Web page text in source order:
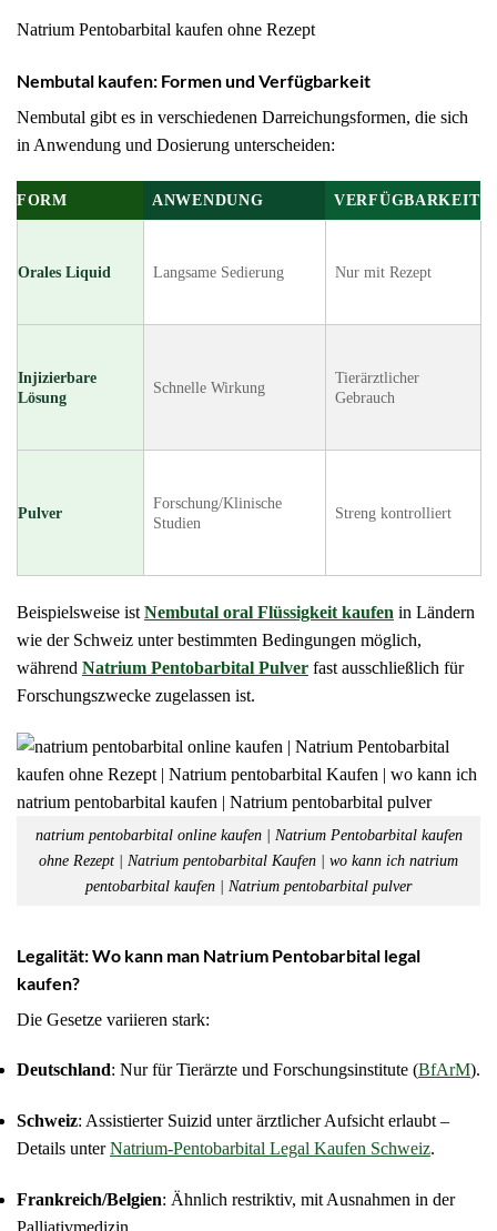
Natrium Pentobarbital kaufen ohne Rezept
Nembutal kaufen: Formen und Verfügbarkeit
Nembutal gibt es in verschiedenen Darreichungsformen, die sich
in Anwendung und Dosierung unterscheiden:
FORM ANWENDUNG VERFÜGBARKEIT
Orales Liquid Langsame Sedierung Nur mit Rezept
Injizierbare
Lösung
Schnelle Wirkung
Tierärztlicher
Gebrauch
Pulver
Forschung/Klinische
Studien
Streng kontrolliert
Beispielsweise ist Nembutal oral Flüssigkeit kaufen in Ländern
wie der Schweiz unter bestimmten Bedingungen möglich,
während Natrium Pentobarbital Pulver fast ausschließlich für
Forschungszwecke zugelassen ist.
natrium pentobarbital online kaufen | Natrium Pentobarbital kaufen
ohne Rezept | Natrium pentobarbital Kaufen | wo kann ich natrium
pentobarbital kaufen | Natrium pentobarbital pulver
Legalität: Wo kann man Natrium Pentobarbital legal
kaufen?
Die Gesetze variieren stark:
Deutschland: Nur für Tierärzte und Forschungsinstitute (BfArM).
Schweiz: Assistierter Suizid unter ärztlicher Aufsicht erlaubt –
Details unterNatrium-Pentobarbital Legal Kaufen Schweiz.
Frankreich/Belgien: Ähnlich restriktiv, mit Ausnahmen in der
Palliativmedizin.